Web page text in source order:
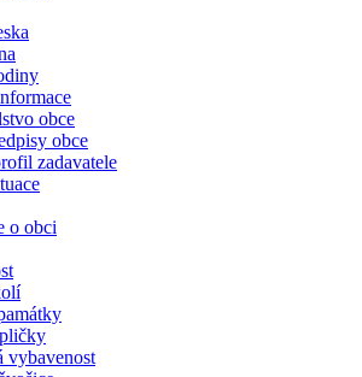
obce
obce
zadavatele
o obci
vybavenost